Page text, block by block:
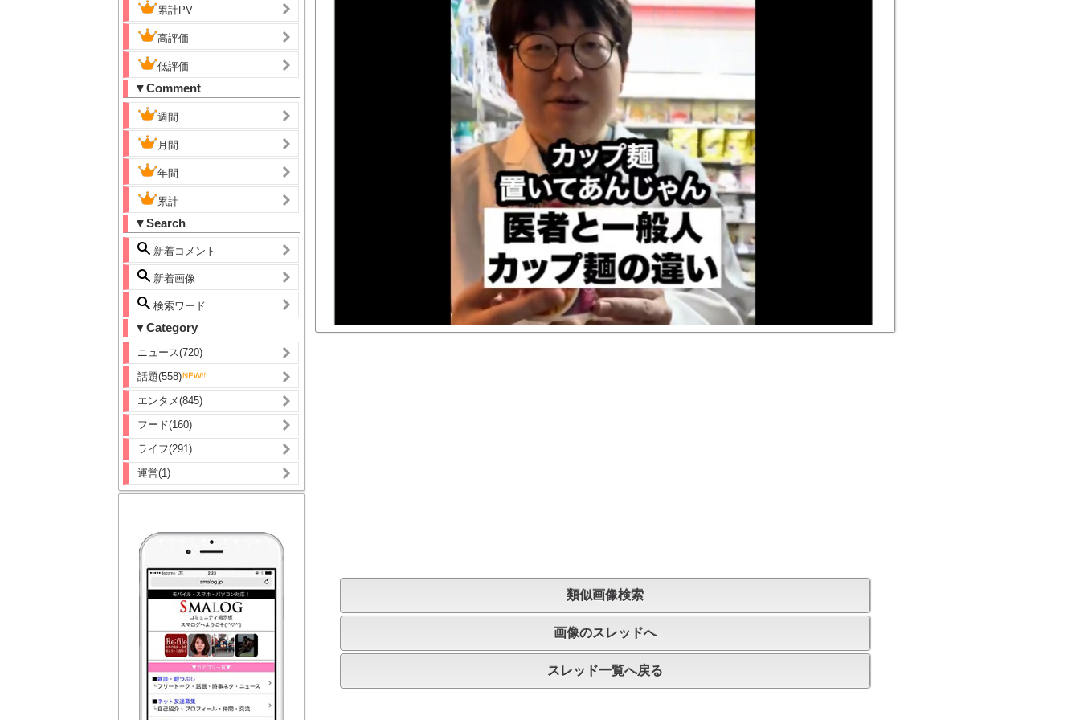
累計PV
高評価
低評価
▼Comment
週間
月間
年間
累計
▼Search
新着コメント
新着画像
検索ワード
▼Category
ニュース(720)
話題(558)
エンタメ(845)
フード(160)
ライフ(291)
運営(1)
類似画像検索
画像のスレッドへ
スレッド一覧へ戻る